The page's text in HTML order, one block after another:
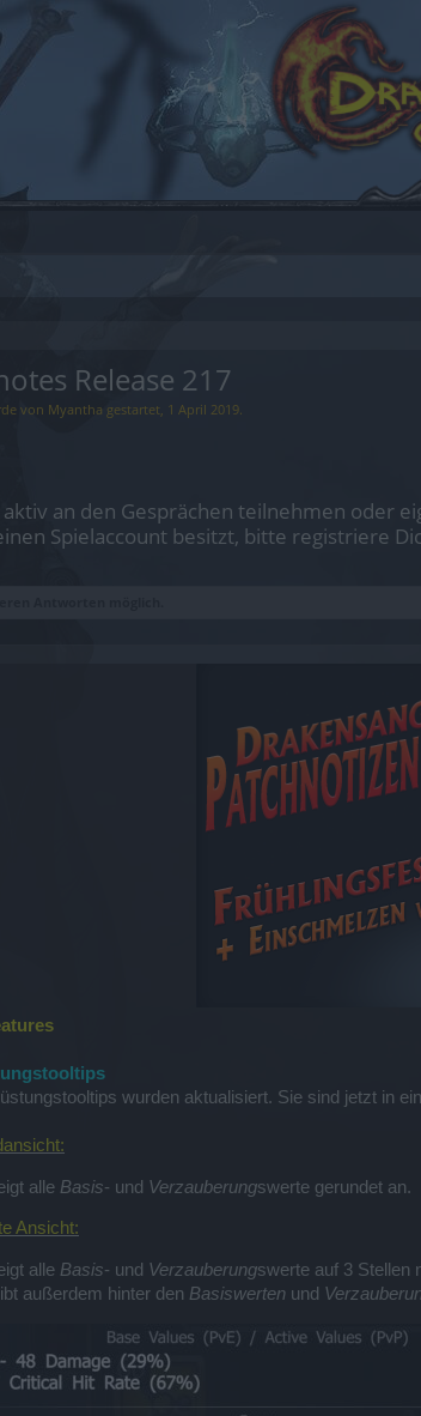
Release 217
von Myantha gestartet, 1 April 2019.
an den Gesprächen teilnehmen oder
Spielaccount besitzt, bitte registriere
wurden aktualisiert. Sie sind jetzt in
alle Basis- und Verzauberungswerte gerundet an.
Ansicht:
alle Basis- und Verzauberungswerte auf 3 Stellen
außerdem hinter den Basiswerten und